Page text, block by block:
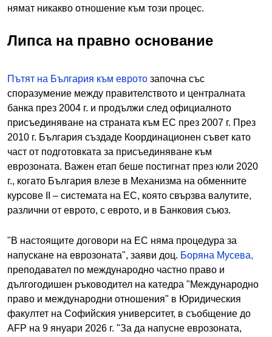
нямат никакво отношение към този процес.
Липса на правно основание
Пътят на България към еврото започна със
споразумение между правителството и централната
банка през 2004 г. и продължи след официалното
присъединяване на страната към ЕС през 2007 г. През
2010 г. България създаде Координационен съвет като
част от подготовката за присъединяване към
еврозоната. Важен етап беше постигнат през юли 2020
г., когато България влезе в Механизма на обменните
курсове II – системата на ЕС, която свързва валутите,
различни от еврото, с еврото, и в Банковия съюз.
"В настоящите договори на ЕС няма процедура за
напускане на еврозоната", заяви доц. Боряна Мусева,
преподавател по международно частно право и
дългогодишен ръководител на катедра "Международно
право и международни отношения" в Юридическия
факултет на Софийския университет, в съобщение до
AFP на 9 януари 2026 г. "За да напусне еврозоната,